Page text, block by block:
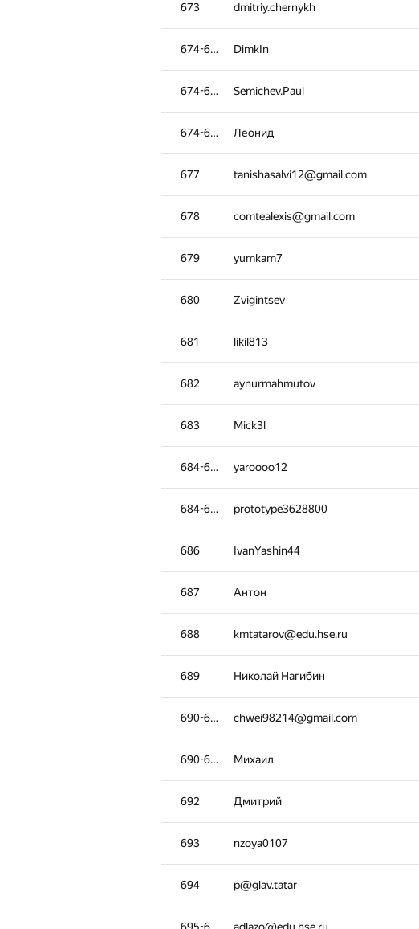
673 dmitriy.chernykh
674-676 DimkIn
674-676 Semichev.Paul
674-676 Леонид
677 tanishasalvi12@gmail.com
678 comtealexis@gmail.com
679 yumkam7
680 Zvigintsev
681 likil813
682 aynurmahmutov
683 Mick3l
684-685 yaroooo12
684-685 prototype3628800
686 IvanYashin44
687 Антон
688 kmtatarov@edu.hse.ru
689 Николай Нагибин
690-691 chwei98214@gmail.com
690-691 Михаил
692 Дмитрий
693 nzoya0107
694 p@glav.tatar
gr8@nxt.ru
652 anton.dorosev
akhtyamov.dr@phystech.edu
letit6E
actedcone@gmail.com
sun1223god@gmail.com
657 Данил Кормилин
658 ayush.savar1@gmail.com
Аля А.
goodarsenm@gmail.com